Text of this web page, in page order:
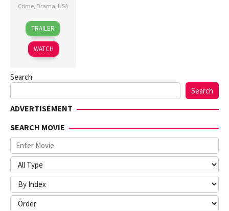
Crime, Drama, USA
10
Sep
1994
Frank
Darabont
Jesse
V.
Woodward,
Thomas
TRAILER
WATCH
Search
Search
ADVERTISEMENT
SEARCH MOVIE